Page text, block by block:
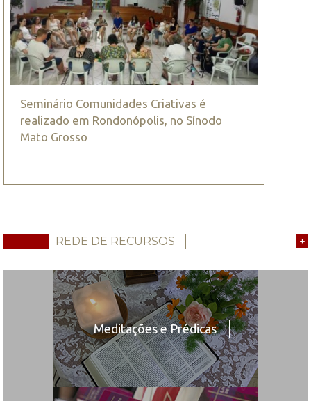
Seminário Comunidades Criativas é
realizado em Rondonópolis, no Sínodo
Mato Grosso
REDE DE RECURSOS +
Meditações e Prédicas